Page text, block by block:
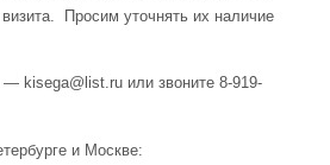
Просим уточнять их наличие
kisega@list.ru или звоните 8-919-
и Москве: